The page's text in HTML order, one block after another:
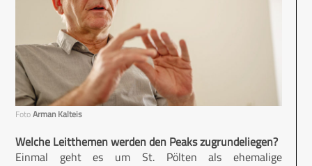
FotoArman Kalteis
Welche Leitthemen werden den Peaks zugrundeliegen?
Einmal geht es um St. Pölten als ehemalige